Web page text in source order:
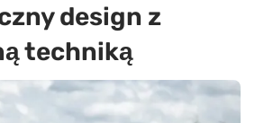
design z
techniką